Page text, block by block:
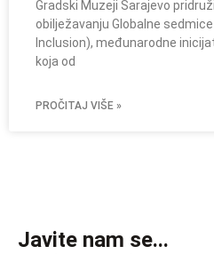
Gradski Muzeji Sarajevo
obilježavanju Globalne
Inclusion), međunarodne
koja od
PROČITAJ VIŠE »
Javite nam se...